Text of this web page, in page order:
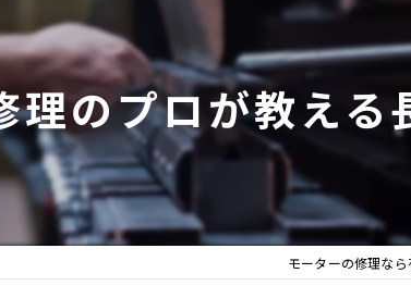
理のプロが教える
モーターの修理な